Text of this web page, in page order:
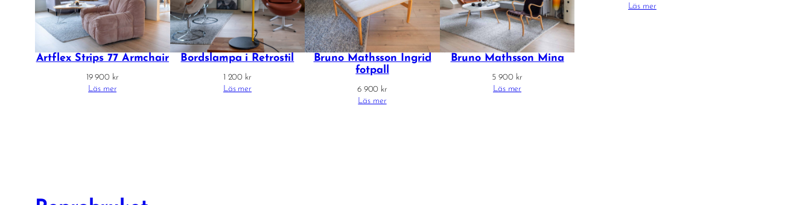
Artflex Strips 77 Armchair
19 900 kr
Läs mer
Bordslampa i Retrostil
1 200 kr
Läs mer
Bruno Mathsson Ingrid
fotpall
6 900 kr
Läs mer
Bruno Mathsson Mina
5 900 kr
Läs mer
Läs mer